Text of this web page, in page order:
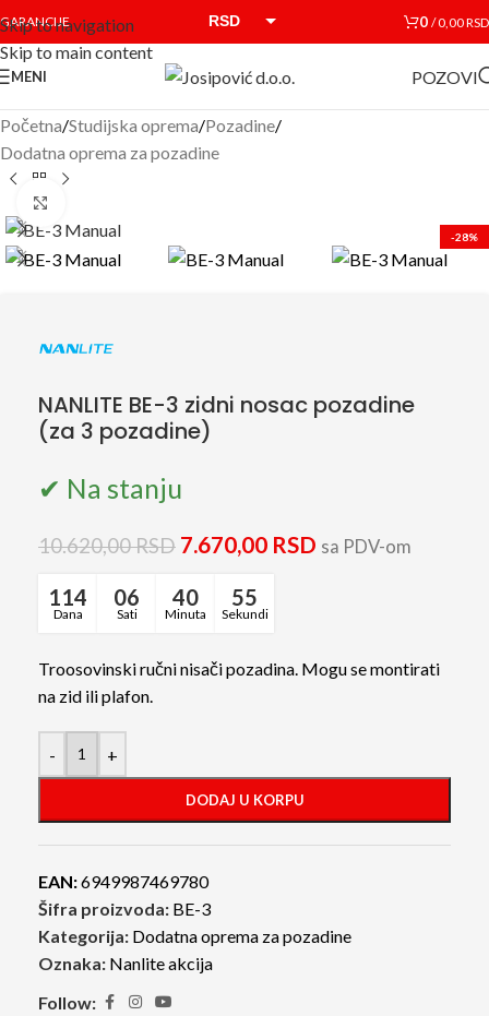
Skip to navigation
Skip to main content
GARANCIJE RSD 0 /0,00RSD
MENI POZOVI
Početna/Studijska oprema/Pozadine/
Dodatna oprema za pozadine
-28%
NANLITE BE-3 zidni nosac pozadine
(za 3 pozadine)
✔ Na stanju
10.620,00RSD 7.670,00 RSD sa PDV-om
114
Dana
06
Sati
40
Minuta
55
Sekundi
Troosovinski ručni nisači pozadina. Mogu se montirati
na zid ili plafon.
- +
DODAJ U KORPU
EAN:6949987469780
Šifra proizvoda: BE-3
Kategorija: Dodatna oprema za pozadine
Oznaka: Nanlite akcija
Follow: